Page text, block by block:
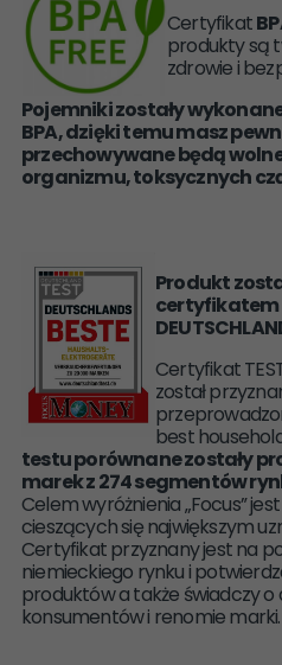
Certyfikat
produkty są
zdrowie i
Pojemniki zostały
BPA, dzięki temu masz
przechowywane będą
organizmu, toksycznych
Produkt
certyfikatem
Certyfikat
został
best
testu porównane zostały
marek z 274 segmentów
Celem wyróżnienia „Focus”
cieszących się największym
Certyfikat przyznany jest na
niemieckiego rynku i
produktów a także świadczy o
konsumentów i renomie marki.